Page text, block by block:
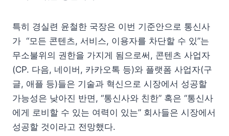
특히 경실련 윤철한 국장은 이번 기준안으로 통신사
가 “모든 콘텐츠, 서비스, 이용자를 차단할 수 있”는
무소불위의 권한을 가지게 됨으로써, 콘텐츠 사업자
(CP. 다음, 네이버, 카카오톡 등)와 플랫폼 사업자(구
글, 애플 등)들은 기술과 혁신으로 시장에서 성공할
가능성은 낮아진 반면, “통신사와 친한” 혹은 “통신사
에게 로비할 수 있는 여력이 있는” 회사들은 시장에서
성공할 것이라고 전망했다.